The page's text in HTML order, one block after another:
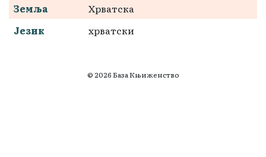
Земља
Хрватска
Језик
хрватски
© 2026 База Књиженство